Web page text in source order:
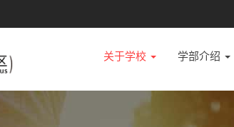
关于学校 学部介绍